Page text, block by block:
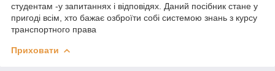
студентам -у запитаннях і відповідях. Даний посібник стане у
пригоді всім, хто бажає озброїти собі системою знань з курсу
транспортного права
Приховати